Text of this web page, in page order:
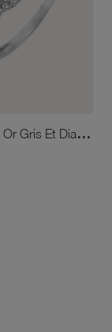
Bague En Or Gris Et Diamants